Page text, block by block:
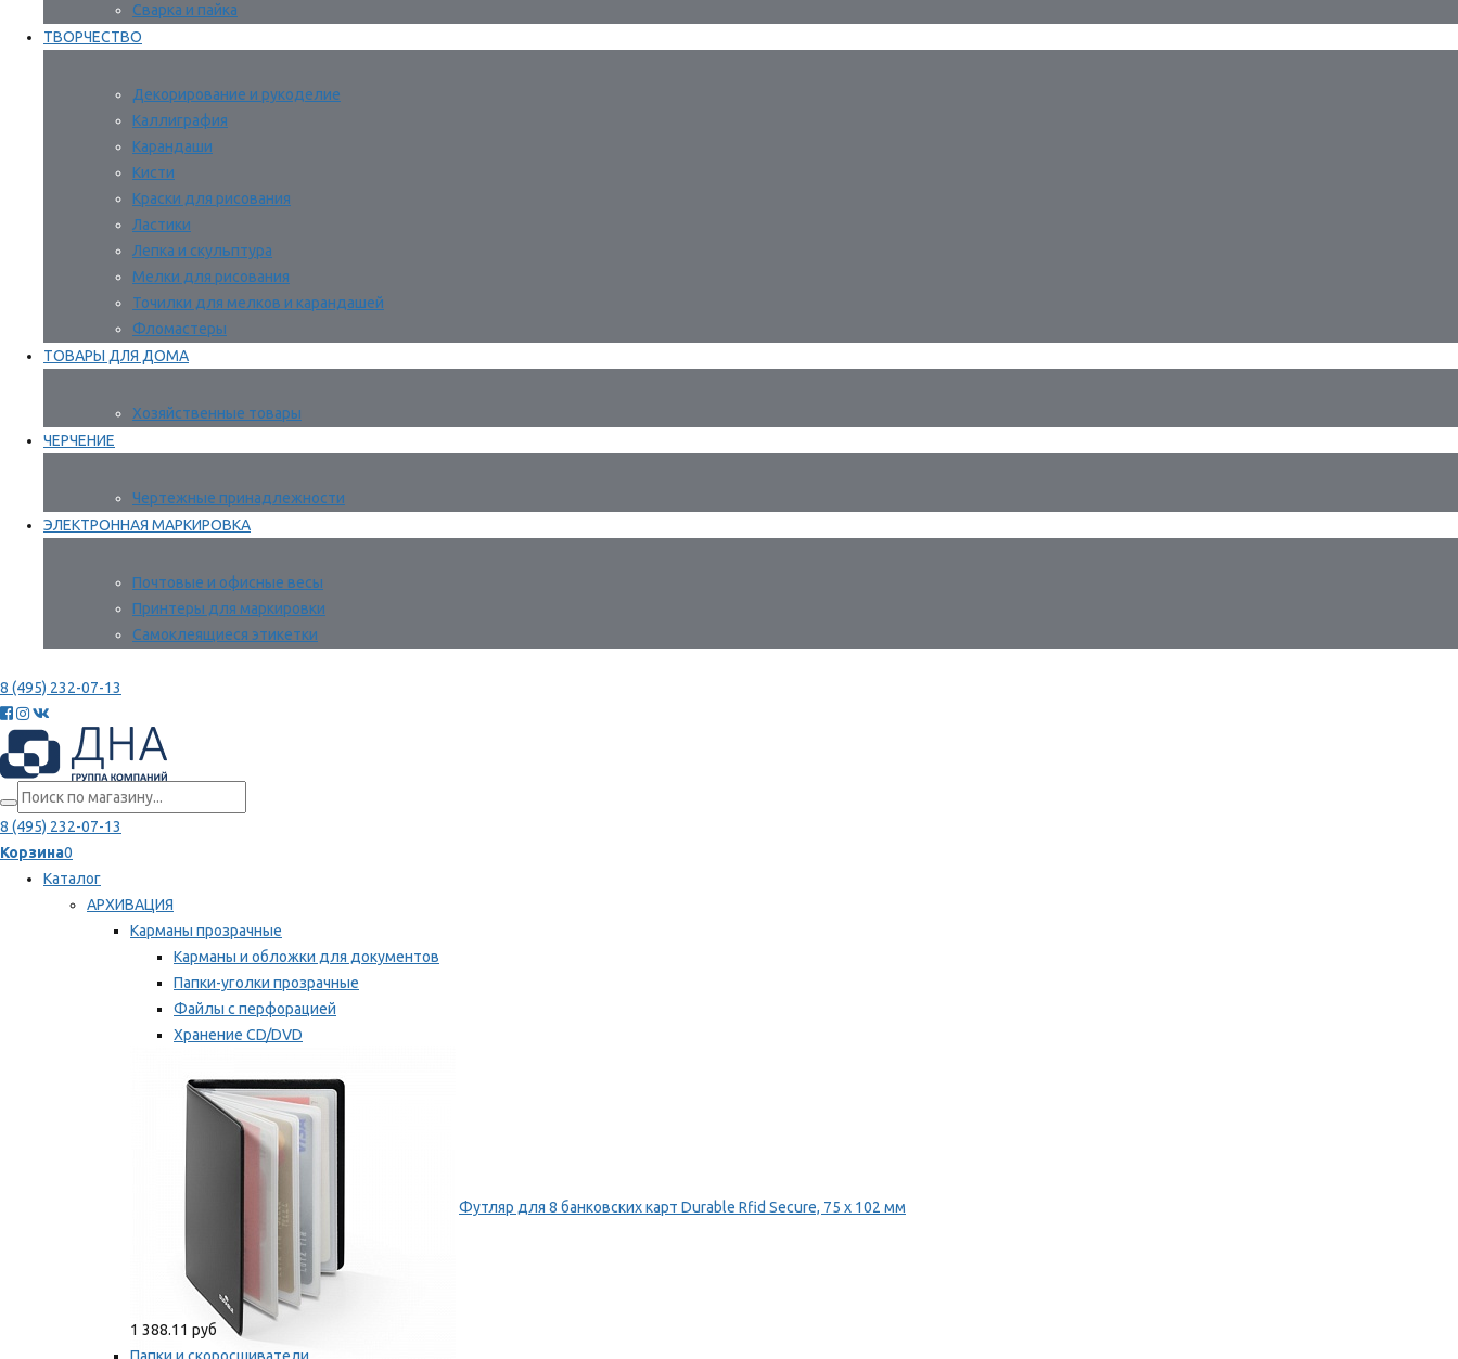
Сварка и пайка
ТВОРЧЕСТВО
Декорирование и рукоделие
Каллиграфия
Карандаши
Кисти
Краски для рисования
Ластики
Лепка и скульптура
Мелки для рисования
Точилки для мелков и карандашей
Фломастеры
ТОВАРЫ ДЛЯ ДОМА
Хозяйственные товары
ЧЕРЧЕНИЕ
Чертежные принадлежности
ЭЛЕКТРОННАЯ МАРКИРОВКА
Почтовые и офисные весы
Принтеры для маркировки
Самоклеящиеся этикетки
8 (495) 232-07-13
8 (495) 232-07-13
Корзина0
Каталог
АРХИВАЦИЯ
Карманы прозрачные
Карманы и обложки для документов
Папки-уголки прозрачные
Файлы с перфорацией
Хранение CD/DVD
Мы рекомендуем
Футляр для 8 банковских карт Durable Rfid Secure, 75 х 102 мм
1 388.11 руб